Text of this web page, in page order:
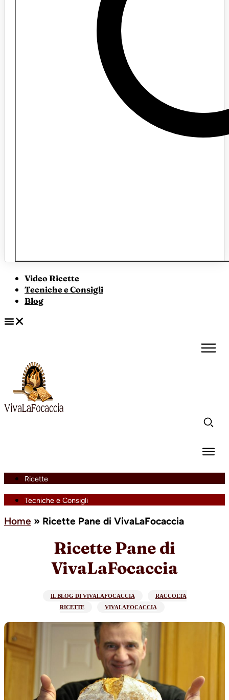
Video Ricette
Tecniche e Consigli
Blog
Ricette
Tecniche e Consigli
Home » Ricette Pane di VivaLaFocaccia
Ricette Pane di
VivaLaFocaccia
IL BLOG DI VIVALAFOCACCIA
RACCOLTA
RICETTE
VIVALAFOCACCIA